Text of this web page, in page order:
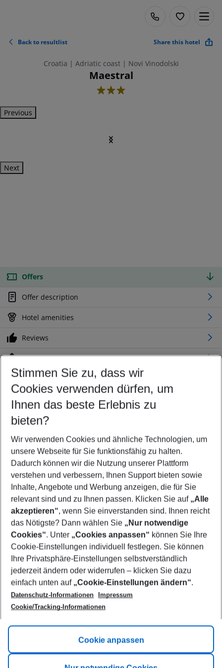
Back to resultlist Share this hotel
Croatia | Adriatic coast | Novi Vinodolski
Maestral
3
Previous
Next
Offers
Offer description
Hotel amenities
Reviews
Location
Customize your offer
Find the perfect deal which suits your best
Your departure airport
Any airport
Select your date range
09/08/26–07/08/27 5-8 nights
Who will travel
2 adults No children
Show more filter
Footer
Footer navigation
Title A
Link A
Stimmen Sie zu, dass wir
Cookies verwenden dürfen, um
Ihnen das beste Erlebnis zu
bieten?
Wir verwenden Cookies und ähnliche Technologien, um
unsere Webseite für Sie funktionsfähig zu halten.
Dadurch können wir die Nutzung unserer Plattform
verstehen und verbessern, Ihnen Support bieten sowie
Inhalte, Angebote und Werbung anzeigen, die für Sie
relevant sind und zu Ihnen passen. Klicken Sie auf „Alle
akzeptieren“, wenn Sie einverstanden sind. Ihnen reicht
das Nötigste? Dann wählen Sie „Nur notwendige
Cookies“. Unter „Cookies anpassen“ können Sie Ihre
Cookie-Einstellungen individuell festlegen. Sie können
Ihre Privatsphäre-Einstellungen selbstverständlich
jederzeit ändern oder widerrufen – klicken Sie dazu
einfach unten auf „Cookie-Einstellungen ändern“.
Datenschutz-Informationen
Impressum
Cookie/Tracking-Informationen
Cookie anpassen